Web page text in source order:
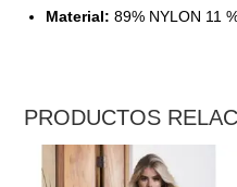
Material: 89% NYLON 11
PRODUCTOS